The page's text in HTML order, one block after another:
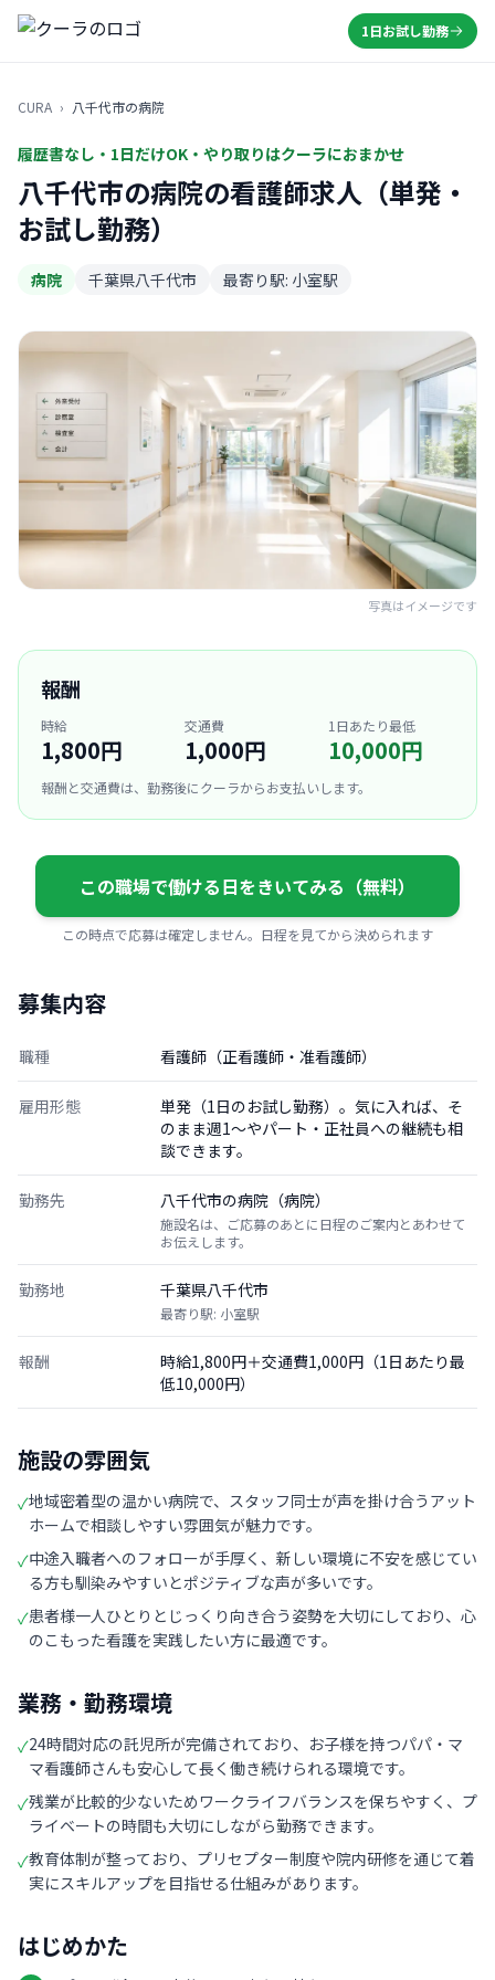
1日お試し勤務
CURA › 八千代市の病院
履歴書なし・1日だけOK・やり取りはクーラにおまかせ
八千代市の病院の看護師求人（単発・
お試し勤務）
病院 千葉県八千代市 最寄り駅: 小室駅
写真はイメージです
報酬
時給
1,800円
交通費
1,000円
1日あたり最低
10,000円
報酬と交通費は、勤務後にクーラからお支払いします。
この職場で働ける日をきいてみる（無料）
この時点で応募は確定しません。日程を見てから決められます
募集内容
職種 看護師（正看護師・准看護師）
雇用形態
単発（1日のお試し勤務）。気に入れば、そ
のまま週1〜やパート・正社員への継続も相
談できます。
勤務先 八千代市の病院（病院）
施設名は、ご応募のあとに日程のご案内とあわせて
お伝えします。
勤務地 千葉県八千代市
最寄り駅: 小室駅
報酬
時給1,800円＋交通費1,000円（1日あたり最
低10,000円）
施設の雰囲気
✓地域密着型の温かい病院で、スタッフ同士が声を掛け合うアット
ホームで相談しやすい雰囲気が魅力です。
✓中途入職者へのフォローが手厚く、新しい環境に不安を感じてい
る方も馴染みやすいとポジティブな声が多いです。
✓患者様一人ひとりとじっくり向き合う姿勢を大切にしており、心
のこもった看護を実践したい方に最適です。
業務・勤務環境
✓24時間対応の託児所が完備されており、お子様を持つパパ・マ
マ看護師さんも安心して長く働き続けられる環境です。
✓残業が比較的少ないためワークライフバランスを保ちやすく、プ
ライベートの時間も大切にしながら勤務できます。
✓教育体制が整っており、プリセプター制度や院内研修を通じて着
実にスキルアップを目指せる仕組みがあります。
はじめかた